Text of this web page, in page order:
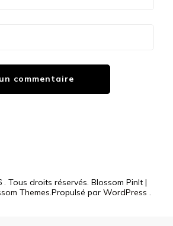
. Tous droits réservés. Blossom PinIt |
Themes.Propulsé par WordPress .